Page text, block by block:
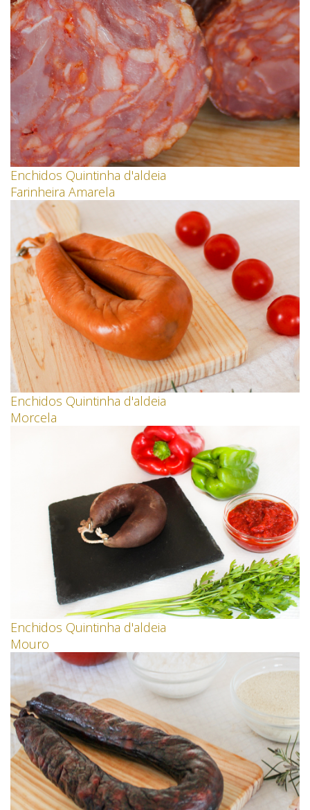
Enchidos Quintinha d'aldeia
Farinheira Amarela
Enchidos Quintinha d'aldeia
Morcela
Enchidos Quintinha d'aldeia
Mouro